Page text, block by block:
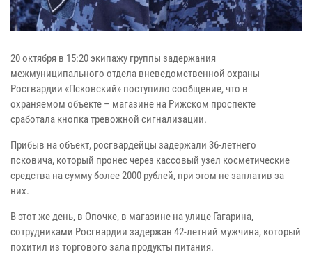
20 октября в 15:20 экипажу группы задержания
межмуниципального отдела вневедомственной охраны
Росгвардии «Псковский» поступило сообщение, что в
охраняемом объекте – магазине на Рижском проспекте
сработала кнопка тревожной сигнализации.
Прибыв на объект, росгвардейцы задержали 36-летнего
псковича, который пронес через кассовый узел косметические
средства на сумму более 2000 рублей, при этом не заплатив за
них.
В этот же день, в Опочке, в магазине на улице Гагарина,
сотрудниками Росгвардии задержан 42-летний мужчина, который
похитил из торгового зала продукты питания.